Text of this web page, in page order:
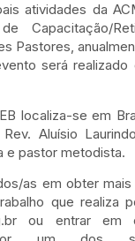
atividades da
Capacitação/
Pastores,
será realizado
localiza-se em
Aluísio
e pastor metodista.
as em obter
que realiza
ou entrar